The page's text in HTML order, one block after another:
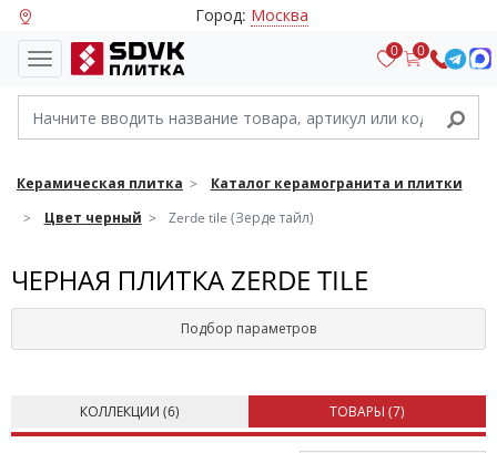
Город: Москва
0 0
Керамическая плитка
Каталог керамогранита и плитки
Цвет черный
Zerde tile (Зерде тайл)
ЧЕРНАЯ ПЛИТКА ZERDE TILE
Подбор параметров
КОЛЛЕКЦИИ (6) ТОВАРЫ (7)